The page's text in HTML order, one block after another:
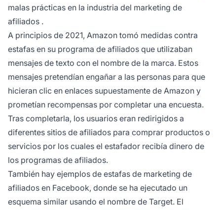
malas prácticas en la industria del marketing de
afiliados .
A principios de 2021, Amazon tomó medidas contra
estafas en su programa de afiliados que utilizaban
mensajes de texto con el nombre de la marca. Estos
mensajes pretendían engañar a las personas para que
hicieran clic en enlaces supuestamente de Amazon y
prometían recompensas por completar una encuesta.
Tras completarla, los usuarios eran redirigidos a
diferentes sitios de afiliados para comprar productos o
servicios por los cuales el estafador recibía dinero de
los programas de afiliados.
También hay ejemplos de estafas de marketing de
afiliados en Facebook, donde se ha ejecutado un
esquema similar usando el nombre de Target. El